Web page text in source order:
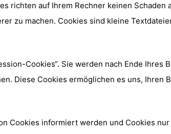
richten auf Ihrem Rechner keinen Schaden
zu machen. Cookies sind kleine
Cookies“. Sie werden nach Ende Ihres
Diese Cookies ermöglichen es uns, Ihren
Cookies informiert werden und Cookies